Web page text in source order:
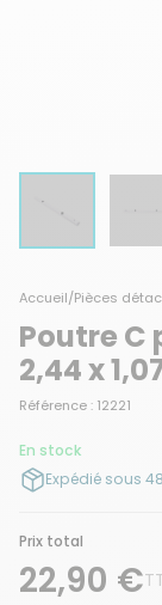
Accueil/Pièces
Poutre C
2,44 x
Référence : 12221
En stock
Expédié sous
Prix total
22,90 €